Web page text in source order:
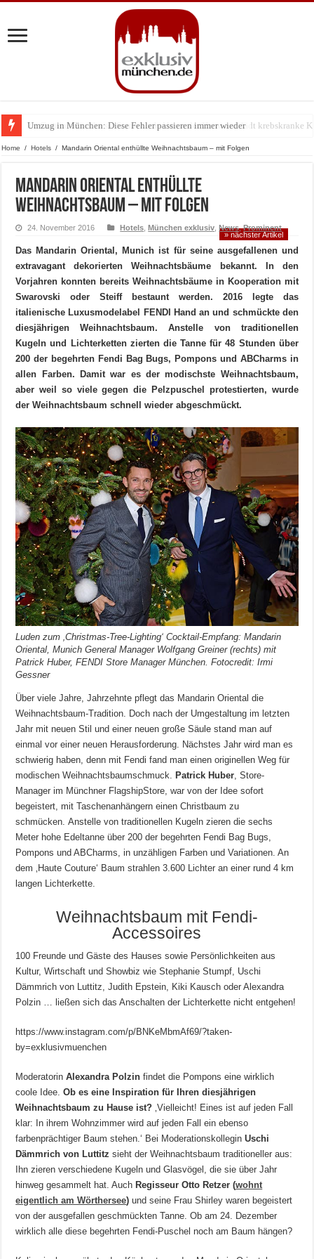
Umzug in München: Diese Fehler passieren immer wieder
Zu Gast im Fränk’ness: Sternekoch Alexander Herrmann lädt krebskranke
Home / Hotels / Mandarin Oriental enthüllte Weihnachtsbaum – mit Folgen
Mandarin Oriental enthüllte
Weihnachtsbaum – mit Folgen
24. November 2016 Hotels ,München exklusiv ,News,Prominent
» nächster Artikel
Das Mandarin Oriental, Munich ist für seine ausgefallenen und
extravagant dekorierten Weihnachtsbäume bekannt. In den
Vorjahren konnten bereits Weihnachtsbäume in Kooperation mit
Swarovski oder Steiff bestaunt werden. 2016 legte das
italienische Luxusmodelabel FENDI Hand an und schmückte den
diesjährigen Weihnachtsbaum. Anstelle von traditionellen
Kugeln und Lichterketten zierten die Tanne für 48 Stunden über
200 der begehrten Fendi Bag Bugs, Pompons und ABCharms in
allen Farben. Damit war es der modischste Weihnachtsbaum,
aber weil so viele gegen die Pelzpuschel protestierten, wurde
der Weihnachtsbaum schnell wieder abgeschmückt.
Luden zum ‚Christmas-Tree-Lighting‘ Cocktail-Empfang: Mandarin
Oriental, Munich General Manager Wolfgang Greiner (rechts) mit
Patrick Huber, FENDI Store Manager München. Fotocredit: Irmi
Gessner
Über viele Jahre, Jahrzehnte pflegt das Mandarin Oriental die
Weihnachtsbaum-Tradition. Doch nach der Umgestaltung im letzten
Jahr mit neuen Stil und einer neuen große Säule stand man auf
einmal vor einer neuen Herausforderung. Nächstes Jahr wird man es
schwierig haben, denn mit Fendi fand man einen originellen Weg für
modischen Weihnachtsbaumschmuck.Patrick Huber , Store-
Manager im Münchner FlagshipStore, war von der Idee sofort
begeistert, mit Taschenanhängern einen Christbaum zu
schmücken. Anstelle von traditionellen Kugeln zieren die sechs
Meter hohe Edeltanne über 200 der begehrten Fendi Bag Bugs,
Pompons und ABCharms, in unzähligen Farben und Variationen. An
dem ‚Haute Couture‘ Baum strahlen 3.600 Lichter an einer rund 4 km
langen Lichterkette.
Weihnachtsbaum mit Fendi-
Accessoires
100 Freunde und Gäste des Hauses sowie Persönlichkeiten aus
Kultur, Wirtschaft und Showbiz wie Stephanie Stumpf, Uschi
Dämmrich von Luttitz, Judith Epstein, Kiki Kausch oder Alexandra
Polzin … ließen sich das Anschalten der Lichterkette nicht entgehen!
https://www.instagram.com/p/BNKeMbmAf69/?taken-
by=exklusivmuenchen
ModeratorinAlexandra Polzin findet die Pompons eine wirklich
coole Idee.Ob es eine Inspiration für Ihren diesjährigen
Weihnachtsbaum zu Hause ist? ‚Vielleicht! Eines ist auf jeden Fall
klar: In ihrem Wohnzimmer wird auf jeden Fall ein ebenso
farbenprächtiger Baum stehen.‘ Bei ModerationskolleginUschi
Dämmrich von Luttitz sieht der Weihnachtsbaum traditioneller aus:
Ihn zieren verschiedene Kugeln und Glasvögel, die sie über Jahr
hinweg gesammelt hat. AuchRegisseur Otto Retzer (wohnt
eigentlich am Wörthersee) und seine Frau Shirley waren begeistert
von der ausgefallen geschmückten Tanne. Ob am 24. Dezember
wirklich alle diese begehrten Fendi-Puschel noch am Baum hängen?